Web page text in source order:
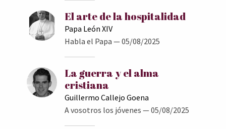
El arte de la hospitalidad
Papa León XIV
Habla el Papa — 05/08/2025
La guerra y el alma
cristiana
Guillermo Callejo Goena
A vosotros los jóvenes — 05/08/2025